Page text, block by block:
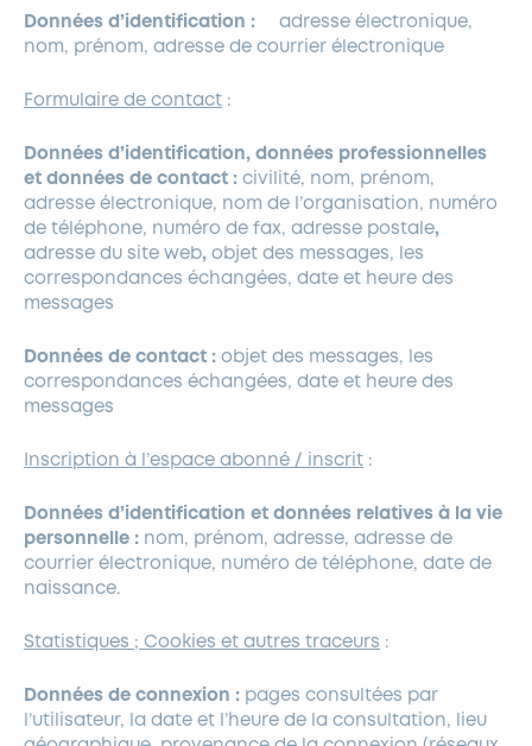
Données d’identification : adresse électronique,
nom, prénom, adresse de courrier électronique
Formulaire de contact :
Données d’identification, données professionnelles
et données de contact : civilité, nom, prénom,
adresse électronique, nom de l’organisation, numéro
de téléphone, numéro de fax, adresse postale,
adresse du site web, objet des messages, les
correspondances échangées, date et heure des
messages
Données de contact : objet des messages, les
correspondances échangées, date et heure des
messages
Inscription à l’espace abonné / inscrit :
Données d’identification et données relatives à la vie
personnelle : nom, prénom, adresse, adresse de
courrier électronique, numéro de téléphone, date de
naissance.
Statistiques ; Cookies et autres traceurs :
Données de connexion : pages consultées par
l’utilisateur, la date et l’heure de la consultation, lieu